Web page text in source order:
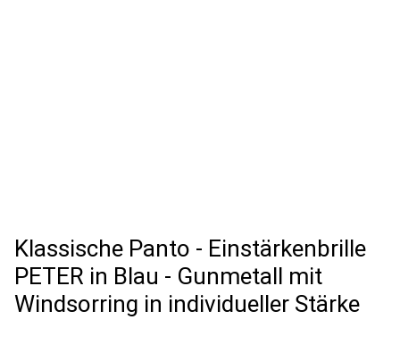
Klassische Panto - Einstärkenbrille
PETER in Blau - Gunmetall mit
Windsorring in individueller Stärke